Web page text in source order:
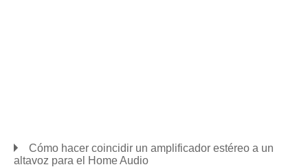
Cómo hacer coincidir un amplificador estéreo a un
altavoz para el Home Audio